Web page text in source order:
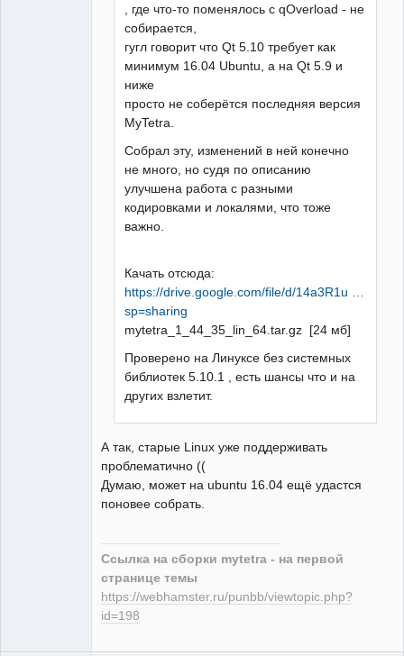
, где что-то поменялось с qOverload - не
собирается,
гугл говорит что Qt 5.10 требует как
минимум 16.04 Ubuntu, а на Qt 5.9 и
ниже
просто не соберётся последняя версия
MyTetra.
Собрал эту, изменений в ней конечно
не много, но судя по описанию
улучшена работа с разными
кодировками и локалями, что тоже
важно.
Качать отсюда:
https://drive.google.com/file/d/14a3R1u …
sp=sharing
mytetra_1_44_35_lin_64.tar.gz [24 мб]
Проверено на Линуксе без системных
библиотек 5.10.1 , есть шансы что и на
других взлетит.
А так, старые Linux уже поддерживать
проблематично ((
Думаю, может на ubuntu 16.04 ещё удастся
поновее собрать.
Ссылка на сборки mytetra - на первой
странице темы
https://webhamster.ru/punbb/viewtopic.php?
id=198